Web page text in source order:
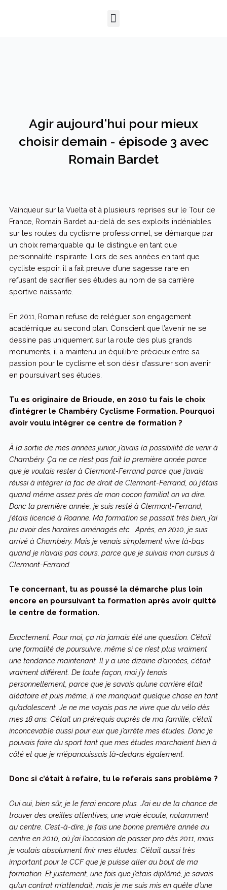
Menu
Agir aujourd'hui pour mieux
choisir demain - épisode 3 avec
Romain Bardet
Vainqueur sur la Vuelta et à plusieurs reprises sur le Tour de
France, Romain Bardet au-delà de ses exploits indéniables
sur les routes du cyclisme professionnel, se démarque par
un choix remarquable qui le distingue en tant que
personnalité inspirante. Lors de ses années en tant que
cycliste espoir, il a fait preuve d’une sagesse rare en
refusant de sacrifier ses études au nom de sa carrière
sportive naissante.
En 2011, Romain refuse de reléguer son engagement
académique au second plan. Conscient que l’avenir ne se
dessine pas uniquement sur la route des plus grands
monuments, il a maintenu un équilibre précieux entre sa
passion pour le cyclisme et son désir d’assurer son avenir
en poursuivant ses études.
Tu es originaire de Brioude, en 2010 tu fais le choix
d’intégrer le Chambéry Cyclisme Formation. Pourquoi
avoir voulu intégrer ce centre de formation ?
À la sortie de mes années junior, j’avais la possibilité de venir à
Chambéry. Ça ne ce n’est pas fait la première année parce
que je voulais rester à Clermont-Ferrand parce que j’avais
réussi à intégrer la fac de droit de Clermont-Ferrand, où j’étais
quand même assez près de mon cocon familial on va dire.
Donc la première année, je suis resté à Clermont-Ferrand,
j’étais licencié à Roanne. Ma formation se passait très bien, j’ai
pu avoir des horaires aménagés etc. Après, en 2010, je suis
arrivé à Chambéry. Mais je venais simplement vivre là-bas
quand je n’avais pas cours, parce que je suivais mon cursus à
Clermont-Ferrand.
Te concernant, tu as poussé la démarche plus loin
encore en poursuivant ta formation après avoir quitté
le centre de formation.
Exactement. Pour moi, ça n’a jamais été une question. C’était
une formalité de poursuivre, même si ce n’est plus vraiment
une tendance maintenant. Il y a une dizaine d’années, c’était
vraiment différent. De toute façon, moi j’y tenais
personnellement, parce que je savais qu’une carrière était
aléatoire et puis même, il me manquait quelque chose en tant
qu’adolescent. Je ne me voyais pas ne vivre que du vélo dès
mes 18 ans. C’était un prérequis auprès de ma famille, c’était
inconcevable aussi pour eux que j’arrête mes études. Donc je
pouvais faire du sport tant que mes études marchaient bien à
côté et que je m’épanouissais là-dedans également.
Donc si c’était à refaire, tu le referais sans problème ?
Oui oui, bien sûr, je le ferai encore plus. J’ai eu de la chance de
trouver des oreilles attentives, une vraie écoute, notamment
au centre. C’est-à-dire, je fais une bonne première année au
centre en 2010, où j’ai l’occasion de passer pro dès 2011, mais
je voulais absolument finir mes études. C’était aussi très
important pour le CCF que je puisse aller au bout de ma
formation. Et justement, une fois que j’étais diplômé, je savais
qu’un contrat m’attendait, mais je me suis mis en quête d’une